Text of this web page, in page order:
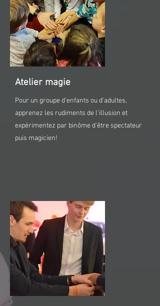
Atelier magie
Pour un groupe d'enfants ou d'adultes,
apprenez les rudiments de l'illusion et
expérimentez par binôme d'être spectateur
puis magicien!